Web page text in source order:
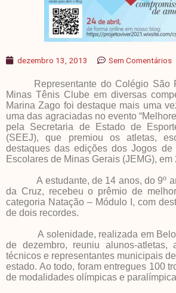
dezembro 13, 2013 Sem Comentários
Representante do Colégio
Minas Tênis Clube em diversas
Marina Zago foi destaque mais uma
uma das agraciadas no evento
pela Secretaria de Estado de
(SEEJ), que premiou os atletas,
destaques das edições dos Jogos
Escolares de Minas Gerais (JEMG), em
A estudante, de 14 anos, do 9º
da Cruz, recebeu o prêmio de
categoria Natação – Módulo I, com
de dois recordes.
A solenidade, realizada em Belo
de dezembro, reuniu alunos-atletas,
técnicos e representantes municipais
estado. Ao todo, foram entregues 100
de modalidades olímpicas e